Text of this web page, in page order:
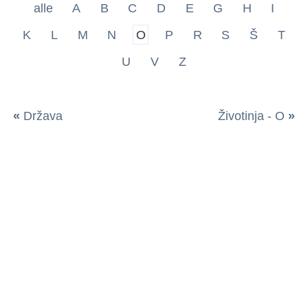
alle A B C D E G H
I
K
L M N O P R S Š
T
U
V Z
« Država Životinja - O »